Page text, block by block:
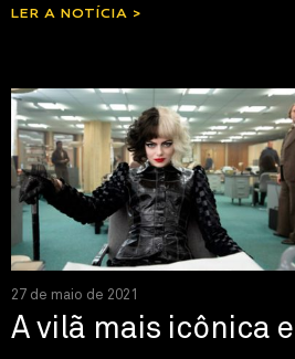
LER A NOTÍCIA >
27 de maio de 2021
A vilã mais icônica e